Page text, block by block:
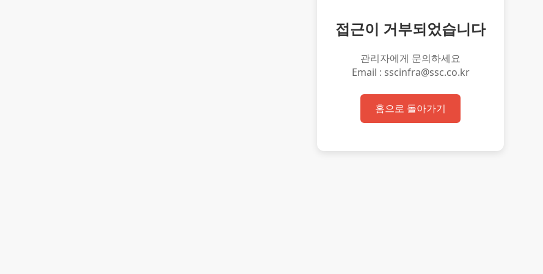
접근이 거부되었습니다
관리자에게 문의하세요
Email : sscinfra@ssc.co.kr
홈으로 돌아가기